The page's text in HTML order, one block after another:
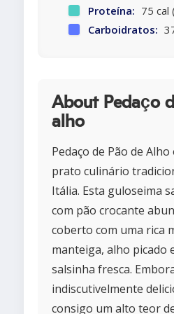
Proteína: 75 cal
Carboidratos:
About Pedaço
alho
Pedaço de Pão de
prato culinário
Itália. Esta guloseima
com pão crocante
coberto com uma rica
manteiga, alho picado
salsinha fresca.
indiscutivelmente
consigo um alto teor